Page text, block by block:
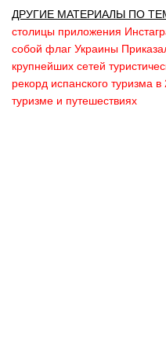
ДРУГИЕ МАТЕРИАЛЫ ПО
столицы приложения
собой флаг Украины
крупнейших сетей
рекорд испанского туризма в
туризме и путешествиях